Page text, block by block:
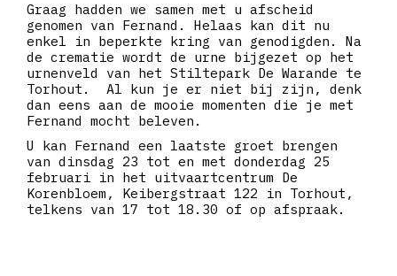
Graag hadden we samen met u afscheid
genomen van Fernand. Helaas kan dit nu
enkel in beperkte kring van genodigden. Na
de crematie wordt de urne bijgezet op het
urnenveld van het Stiltepark De Warande te
Torhout. Al kun je er niet bij zijn, denk
dan eens aan de mooie momenten die je met
Fernand mocht beleven.
U kan Fernand een laatste groet brengen
van dinsdag 23 tot en met donderdag 25
februari in het uitvaartcentrum De
Korenbloem, Keibergstraat 122 in Torhout,
telkens van 17 tot 18.30 of op afspraak.